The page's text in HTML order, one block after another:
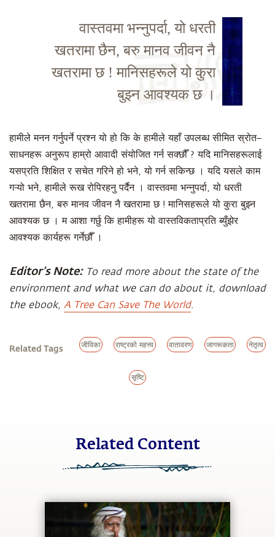
वास्तवमा भन्नुपर्दा, यो धरती
खतरामा छैन, बरु मानव जीवन नै
खतरामा छ ! मानिसहरूले यो कुरा
बुझ्न आवश्यक छ ।
हामीले मनन गर्नुपर्ने प्रश्न यो हो कि के हामीले यहाँ उपलब्ध सीमित स्रोत–
साधनहरू अनुरूप हाम्रो आवादी संयोजित गर्न सक्छौँ ? यदि मानिसहरूलाई
यसप्रति शिक्षित र सचेत गरिने हो भने, यो गर्न सकिन्छ । यदि यसले काम
गऱ्यो भने, हामीले रूख रोपिरहनु पर्दैन । वास्तवमा भन्नुपर्दा, यो धरती
खतरामा छैन, बरु मानव जीवन नै खतरामा छ ! मानिसहरूले यो कुरा बुझ्न
आवश्यक छ । म आशा गर्छु कि हामीहरू यो वास्तविकताप्रति ब्युँझेर
आवश्यक कार्यहरू गर्नेछौँ ।
Editor’s Note:To read more about the state of the
environment and what we can do about it, download
the ebook, A Tree Can Save The World.
Related Tags जीविका राष्ट्रको महत्त्व वातावरण जागरूकता नेतृत्व
सृष्टि
Related Content